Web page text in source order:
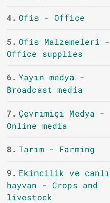
4. Ofis - Office
5. Ofis Malzemeleri -
Office supplies
6. Yayın medya -
Broadcast media
7. Çevrimiçi Medya -
Online media
8. Tarım - Farming
9. Ekincilik ve canlı
hayvan - Crops and
livestock